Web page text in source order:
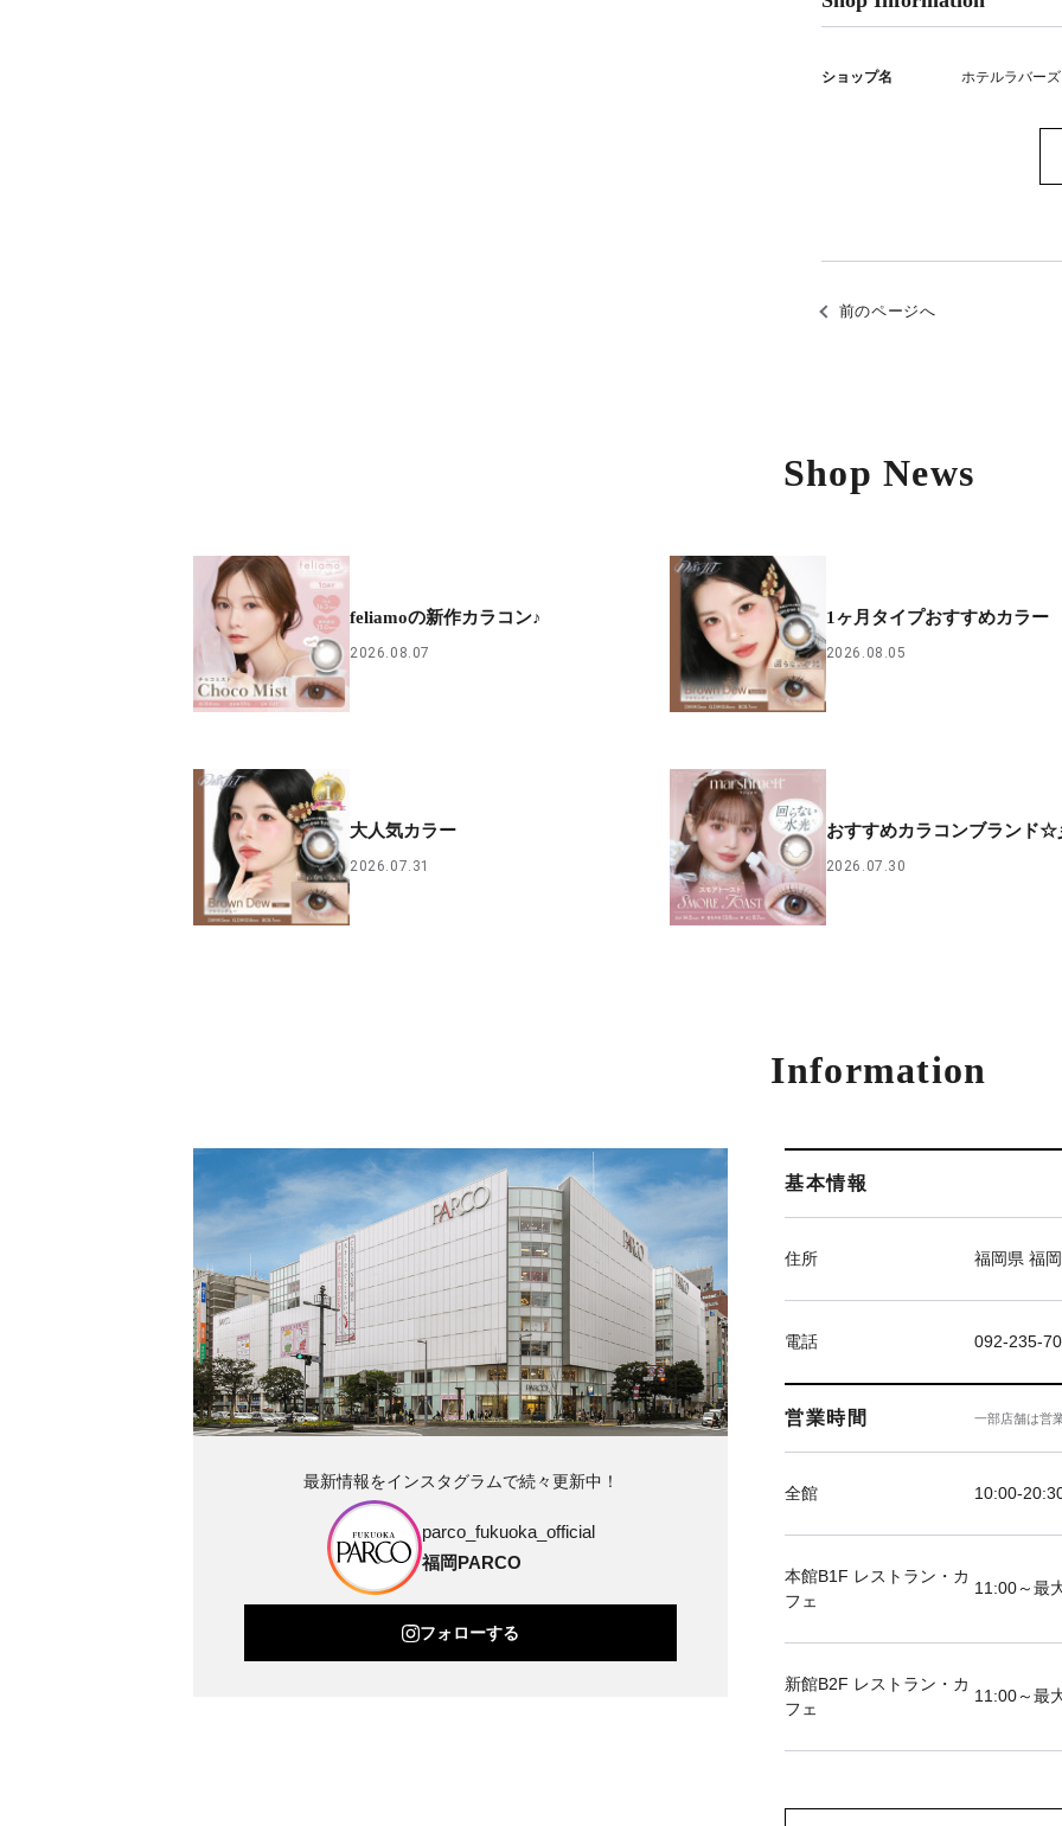
ショップ名 ホテルラバーズ
前のページへ
Shop News
feliamoの新作カラコン♪
2026.08.07
1ヶ月タイプおすすめカラー
2026.08.05
大人気カラー
2026.07.31
おすすめカラコンブランド☆
2026.07.30
Information
基本情報
住所 福岡県 福
電話 092-235-
営業時間 一部店舗は営
全館 10:00-
本館B1F レストラン・カ
フェ
11:00～最
新館B2F レストラン・カ
フェ
11:00～最
最新情報をインスタグラムで続々更新中！
parco_fukuoka_official
福岡PARCO
フォローする